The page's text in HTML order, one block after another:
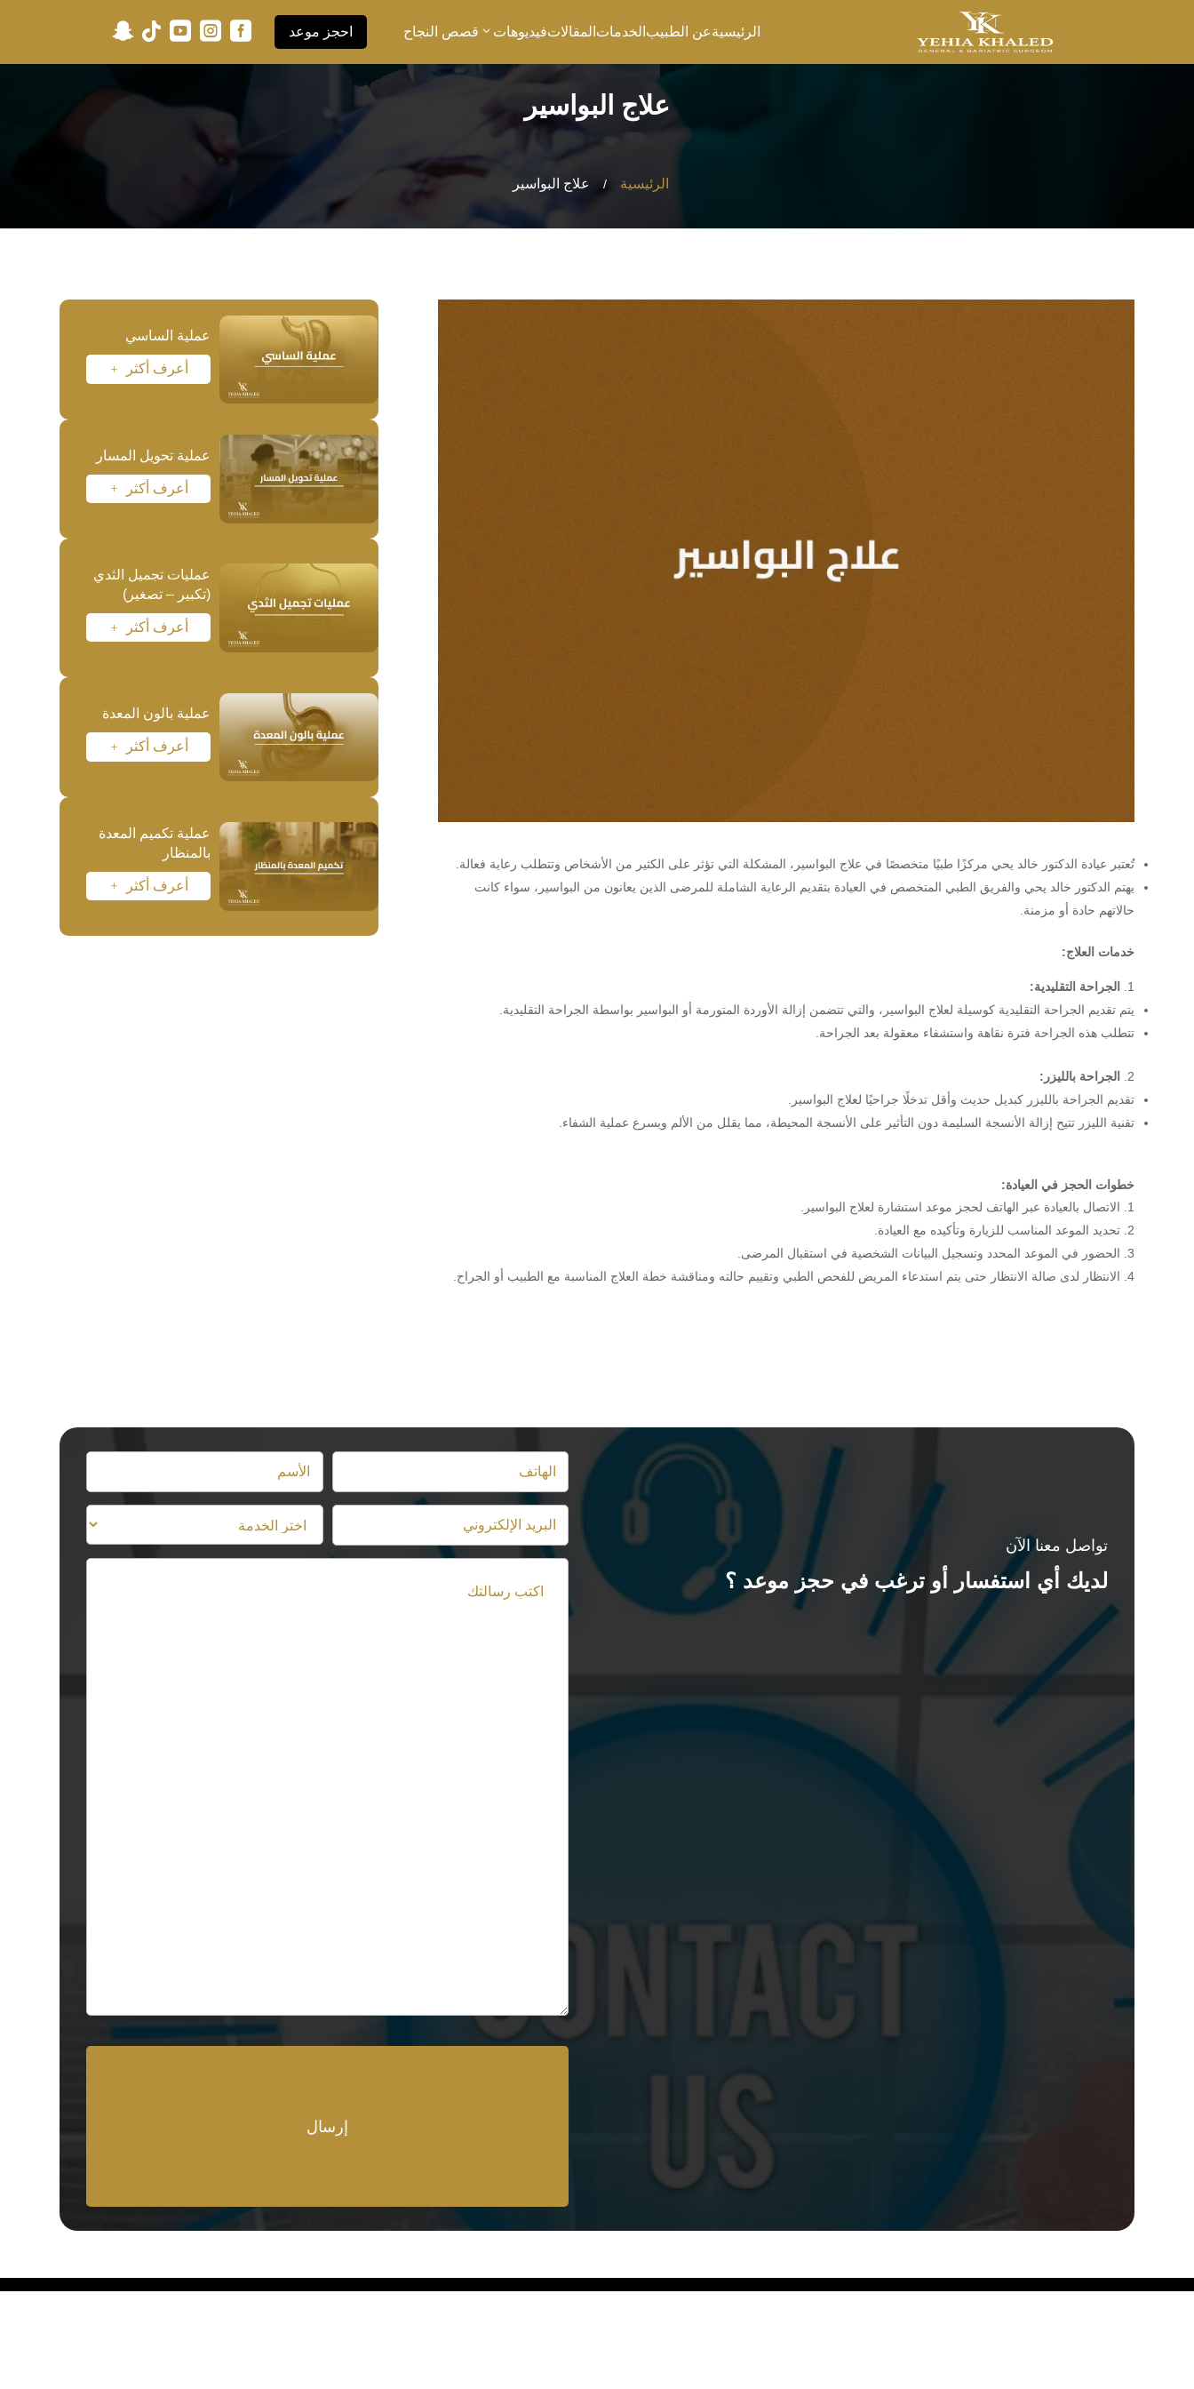
الرئيسيةعن الطبيب الخدمات المقالاتفيديوهات قصص النجاح احجز موعد 




علاج البواسير
الرئيسية / علاج البواسير
عملية الساسي
أعرف أكثر L
عملية تحويل المسار
أعرف أكثر L
عمليات تجميل الثدي
(تكبير – تصغير)
أعرف أكثر L
عملية بالون المعدة
أعرف أكثر L
عملية تكميم المعدة
بالمنظار
أعرف أكثر L
تُعتبر عيادة الدكتور خالد يحي مركزًا طبيًا متخصصًا في علاج البواسير، المشكلة التي تؤثر على الكثير من الأشخاص وتتطلب رعاية فعالة.
يهتم الدكتور خالد يحي والفريق الطبي المتخصص في العيادة بتقديم الرعاية الشاملة للمرضى الذين يعانون من البواسير، سواء كانت
حالاتهم حادة أو مزمنة.
خدمات العلاج:
الجراحة التقليدية:
يتم تقديم الجراحة التقليدية كوسيلة لعلاج البواسير، والتي تتضمن إزالة الأوردة المتورمة أو البواسير بواسطة الجراحة التقليدية.
تتطلب هذه الجراحة فترة نقاهة واستشفاء معقولة بعد الجراحة.
الجراحة بالليزر:
تقديم الجراحة بالليزر كبديل حديث وأقل تدخلًا جراحيًا لعلاج البواسير.
تقنية الليزر تتيح إزالة الأنسجة السليمة دون التأثير على الأنسجة المحيطة، مما يقلل من الألم ويسرع عملية الشفاء.
خطوات الحجز في العيادة:
الاتصال بالعيادة عبر الهاتف لحجز موعد استشارة لعلاج البواسير.
تحديد الموعد المناسب للزيارة وتأكيده مع العيادة.
الحضور في الموعد المحدد وتسجيل البيانات الشخصية في استقبال المرضى.
الانتظار لدى صالة الانتظار حتى يتم استدعاء المريض للفحص الطبي وتقييم حالته ومناقشة خطة العلاج المناسبة مع الطبيب أو الجراح.
تواصل معنا الآن
لديك أي استفسار أو ترغب في حجز موعد ؟